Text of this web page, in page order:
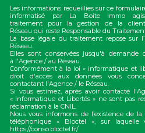
Les informations recueillies sur ce
informatisé par La Boite Immo
traitement pour la gestion de la
Réseau qui reste Responsable du
La base légale du traitement repose sur
Réseau.
Elles sont conservées jusqu'à demande
à l'Agence / au Réseau.
Conformément à la loi « informatique et
droit d'accès aux données vous
contactant l'Agence / le Réseau.
Si vous estimez, après avoir contacté
« Informatique et Libertés » ne sont pas
réclamation à la CNIL.
Nous vous informons de l’existence de
téléphonique « Bloctel », sur
https://conso.bloctel.fr/